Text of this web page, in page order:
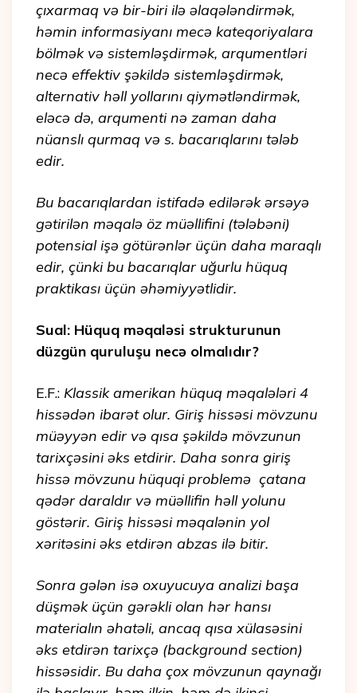
çıxarmaq və bir-biri ilə əlaqələndirmək,
həmin informasiyanı mecə kateqoriyalara
bölmək və sistemləşdirmək, arqumentləri
necə effektiv şəkildə sistemləşdirmək,
alternativ həll yollarını qiymətləndirmək,
eləcə də, arqumenti nə zaman daha
nüanslı qurmaq və s. bacarıqlarını tələb
edir.
Bu bacarıqlardan istifadə edilərək ərsəyə
gətirilən məqalə öz müəllifini (tələbəni)
potensial işə götürənlər üçün daha maraqlı
edir, çünki bu bacarıqlar uğurlu hüquq
praktikası üçün əhəmiyyətlidir.
Sual: Hüquq məqaləsi strukturunun
düzgün quruluşu necə olmalıdır?
E.F.: Klassik amerikan hüquq məqalələri 4
hissədən ibarət olur. Giriş hissəsi mövzunu
müəyyən edir və qısa şəkildə mövzunun
tarixçəsini əks etdirir. Daha sonra giriş
hissə mövzunu hüquqi problemə çatana
qədər daraldır və müəllifin həll yolunu
göstərir. Giriş hissəsi məqalənin yol
xəritəsini əks etdirən abzas ilə bitir.
Sonra gələn isə oxuyucuya analizi başa
düşmək üçün gərəkli olan hər hansı
materialın əhatəli, ancaq qısa xülasəsini
əks etdirən tarixçə (background section)
hissəsidir. Bu daha çox mövzunun qaynağı